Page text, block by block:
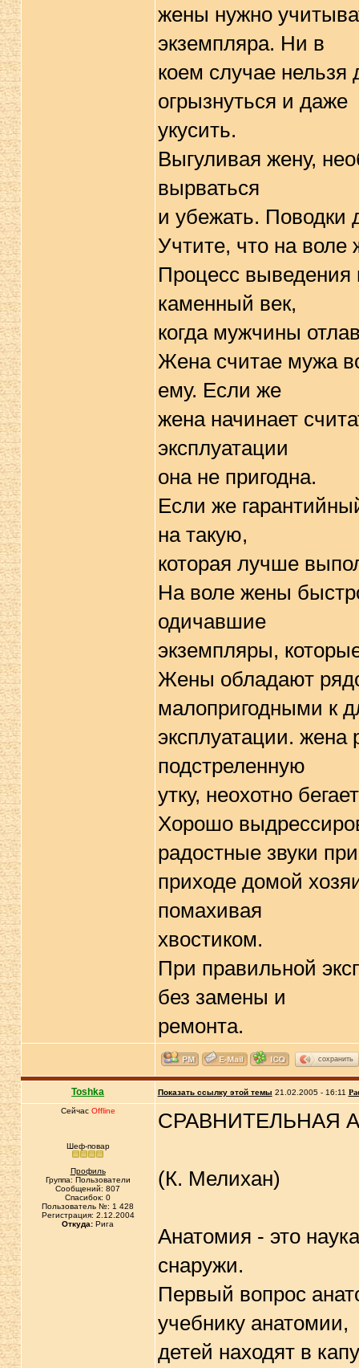
жены нужно
экземпляра. Ни в
коем случае нельзя
огрызнуться и даже
укусить.
Выгуливая жену,
вырваться
и убежать. Поводки
Учтите, что на воле
Процесс
каменный век,
когда мужчины
Жена считае мужа
ему. Если же
жена начинает
эксплуатации
она не пригодна.
Если же
на такую,
которая лучше
На воле жены
одичавшие
экземпляры,
Жены обладают
малопригодными к
эксплуатации. жена
подстреленную
утку, неохотно
Хорошо
радостные звуки при
приходе домой
помахивая
хвостиком.
При правильной
без замены и
ремонта.
сохранить
Toshka Показать ссылку этой темы 21.02.2005 - 16:11
Сейчас Offline
Шеф-повар
Профиль
Группа: Пользователи
Сообщений: 807
Спасибок: 0
Пользователь №: 1 428
Регистрация: 2.12.2004
Откуда: Рига
СРАВHИТЕЛЬHАЯ
(К. Мелихан)
Анатомия - это
снаpужи.
Пеpвый вопpос
учебнику анатомии,
детей находят в